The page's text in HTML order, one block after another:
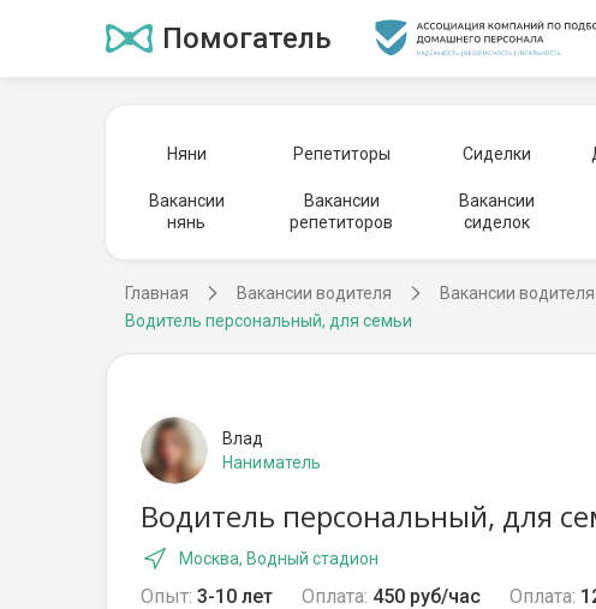
Помогатель
Няни Репетиторы Сиделки
Вакансии
нянь
Вакансии
репетиторов
Вакансии
сиделок
Главная Вакансии водителя Вакансии
Водитель персональный, для семьи
Влад
Наниматель
Водитель персональный, для
Москва, Водный стадион
Опыт: 3-10 лет Оплата: 450 руб/час Оплата: